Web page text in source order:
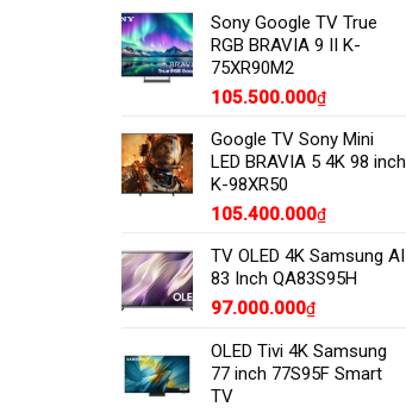
Sony Google TV True
RGB BRAVIA 9 II K-
75XR90M2
105.500.000₫
Google TV Sony Mini
LED BRAVIA 5 4K 98 inch
K-98XR50
105.400.000₫
TV OLED 4K Samsung AI
83 Inch QA83S95H
97.000.000₫
OLED Tivi 4K Samsung
77 inch 77S95F Smart
TV